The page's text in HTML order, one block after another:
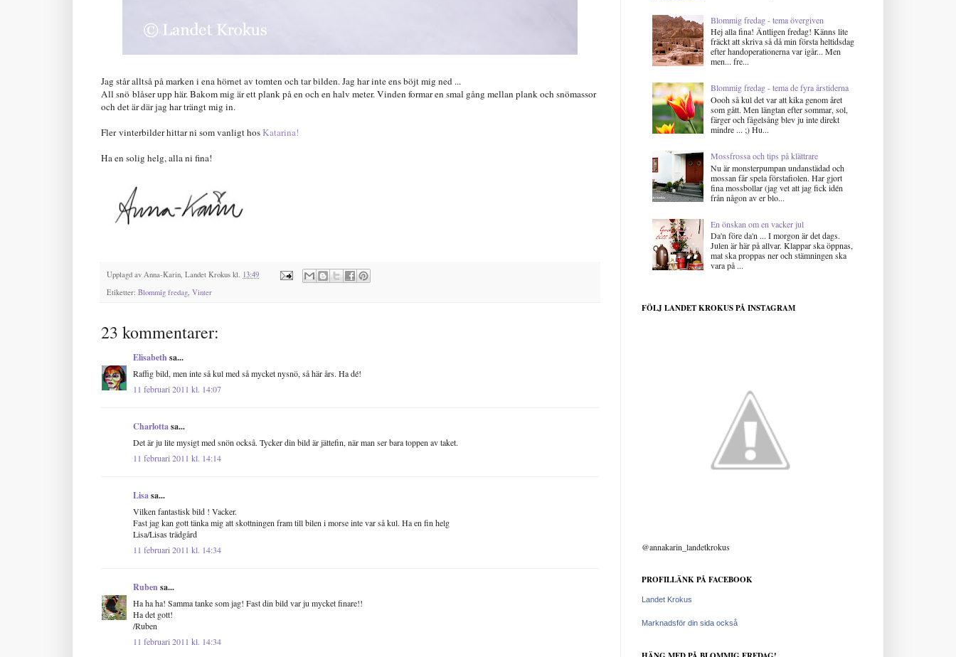
Jag står alltså på marken i ena hörnet av tomten och tar bilden. Jag har inte ens böjt mig ned ...
All snö blåser upp här. Bakom mig är ett plank på en och en halv meter. Vinden formar en smal gång mellan plank och snömassor
och det är där jag har trängt mig in.
Fler vinterbilder hittar ni som vanligt hos Katarina!
Ha en solig helg, alla ni fina!
Upplagd av Anna-Karin, Landet Krokus kl. 13:49
Etiketter: Blommig fredag, Vinter
23 kommentarer:
Elisabeth sa...
Raffig bild, men inte så kul med så mycket nysnö, så här års. Ha dé!
11 februari 2011 kl. 14:07
Charlottasa...
Det är ju lite mysigt med snön också. Tycker din bild är jättefin, när man ser bara toppen av taket.
11 februari 2011 kl. 14:14
Lisasa...
Vilken fantastisk bild ! Vacker.
Fast jag kan gott tänka mig att skottningen fram till bilen i morse inte var så kul. Ha en fin helg
Lisa/Lisas trädgård
11 februari 2011 kl. 14:34
Rubensa...
Ha ha ha! Samma tanke som jag! Fast din bild var ju mycket finare!!
Ha det gott!
/Ruben
11 februari 2011 kl. 14:34
Blommig fredag - tema övergiven
Hej alla fina! Äntligen fredag! Känns lite
fräckt att skriva så då min första heltidsdag
efter handoperationerna var igår... Men
men... fre...
Blommig fredag - tema de fyra årstiderna
Oooh så kul det var att kika genom året
som gått. Men längtan efter sommar, sol,
färger och fågelsång blev ju inte direkt
mindre ... ;) Hu...
Mossfrossa och tips på klättrare
Nu är monsterpumpan undanstädad och
mossan får spela förstafiolen. Har gjort
fina mossbollar (jag vet att jag fick idén
från någon av er blo...
En önskan om en vacker jul
Da'n före da'n ... I morgon är det dags.
Julen är här på allvar. Klappar ska öppnas,
mat ska proppas ner och stämningen ska
vara på ...
FÖLJ LANDET KROKUS PÅ INSTAGRAM
@annakarin_landetkrokus
PROFILLÄNK PÅ FACEBOOK
Landet Krokus
Marknadsför din sida också